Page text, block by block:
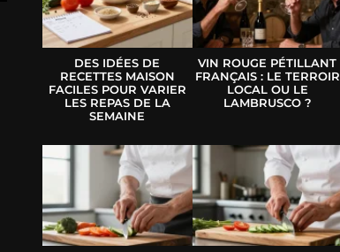
DES IDÉES DE
RECETTES MAISON
FACILES POUR VARIER
LES REPAS DE LA
SEMAINE
VIN ROUGE PÉTILLANT
FRANÇAIS : LE TERROIR
LOCAL OU LE
LAMBRUSCO ?